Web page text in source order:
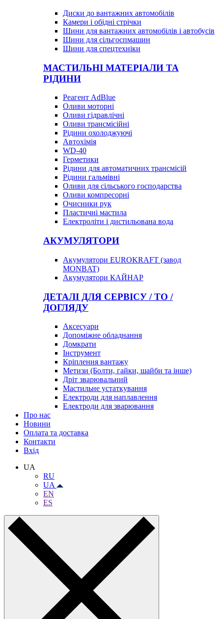
Диски до вантажних автомобілів
Камери і обідні стрічки
Шини для вантажних автомобілів і автобусів
Шини для сільгоспмашин
Шини для спецтехніки
МАСТИЛЬНІ МАТЕРІАЛИ ТА
РІДИНИ
Реагент AdBlue
Оливи моторні
Оливи гідравлічні
Оливи трансмісійні
Рідини охолоджуючі
Автохімія
WD-40
Герметики
Рідини для автоматичних трансмісій
Рідини гальмівні
Оливи для сільського господарства
Оливи компресорні
Очисники рук
Пластичні мастила
Електроліти і дистильована вода
АКУМУЛЯТОРИ
Акумулятори EUROKRAFT (завод
MONBAT)
Акумулятори КАЙНАР
ДЕТАЛІ ДЛЯ СЕРВІСУ / ТО /
ДОГЛЯДУ
Аксесуари
Допоміжне обладнання
Домкрати
Інструмент
Кріплення вантажу
Метизи (Болти, гайки, шайби та інше)
Дріт зварювальний
Мастильне устаткування
Електроди для наплавлення
Електроди для зварювання
Про нас
Новини
Оплата та доставка
Контакти
Вхiд
UA
RU
UA
EN
ES